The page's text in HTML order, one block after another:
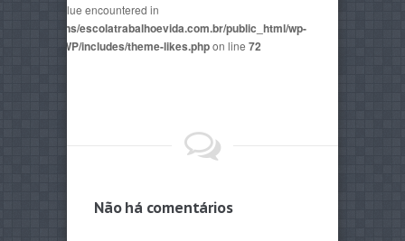
numeric value encountered in
domains/escolatrabalhoevida.com.br/public_html/wp-
AegaeusWP/includes/theme-likes.phpon line 72
Não há comentários